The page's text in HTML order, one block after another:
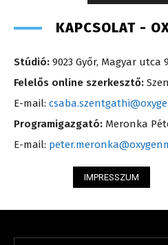
KAPCSOLAT -
Stúdió: 9023 Győr, Magyar utca
Felelős online szerkesztő:
E-mail:
Programigazgató: Meronka
E-mail:
IMPRESSZUM